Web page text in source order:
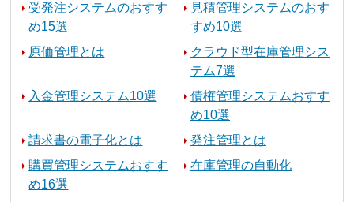
受発注システムのおすす
め15選
見積管理システムのおす
すめ10選
原価管理とは
クラウド型在庫管理シス
テム7選
入金管理システム10選
債権管理システムおすす
め10選
請求書の電子化とは
発注管理とは
購買管理システムおすす
め16選
在庫管理の自動化